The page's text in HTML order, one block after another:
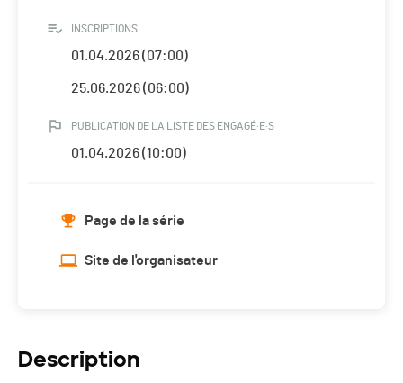
INSCRIPTIONS
01.04.2026 (07:00)
25.06.2026 (06:00)
PUBLICATION DE LA LISTE DES ENGAGÉ·E·S
01.04.2026 (10:00)
Page de la série
Site de l'organisateur
Description